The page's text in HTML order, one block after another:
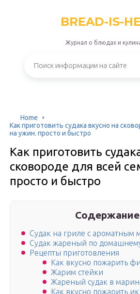
BREAD-IS-
Журнал о блюдах и
Home
Как приготовить судака вкусно на
на ужин. просто и быстро
Как приготовить
сковороде для всей
просто и быстро
Судак на гриле с ароматным
Судак жареный по
Рецепты приготовления
Как вкусно пожарить
Жарим стейки
Жареный судак в
Как вкусно пожарить